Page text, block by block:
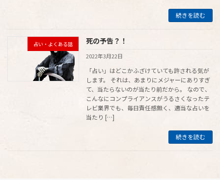
続きを読む
占い・よくある話 死の予告？！
2022年3月22日
「占い」はどこかふざけていても許される気が
します。 それは、あまりにメジャーにありすぎ
て、当たらないのが当たり前だから。 なので、
こんなにコンプライアンスがうるさくなったテ
レビ業界でも、毎日責任感無く、適当な占いを
当たり […]
続きを読む